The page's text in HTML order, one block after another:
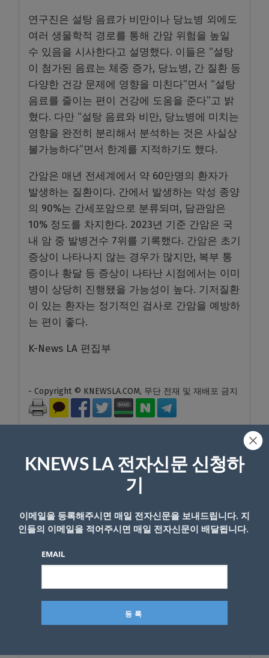
연구진은 설탕 음료가 비만이나 당뇨병 외에도
여러 생물학적 경로를 통해 간암 위험을 높일
수 있음을 시사한다고 설명했다. 이들은 “설탕
이 첨가된 음료는 체중 증가, 당뇨병, 간 질환 등
다양한 건강 문제에 영향을 미친다”면서 “설탕
음료를 줄이는 편이 건강에 도움을 준다”고 밝
혔다. 다만 “설탕 음료와 비만, 당뇨병에 미치는
영향을 완전히 분리해서 분석하는 것은 사실상
불가능하다”면서 한계를 지적하기도 했다.
간암은 매년 전세계에서 약 60만명의 환자가
발생하는 질환이다. 간에서 발생하는 악성 종양
의 90%는 간세포암으로 분류되며, 담관암은
10% 정도를 차지한다. 2023년 기준 간암은 국
내 암 중 발병건수 7위를 기록했다. 간암은 초기
증상이 나타나지 않는 경우가 많지만, 복부 통
증이나 황달 등 증상이 나타난 시점에서는 이미
병이 상당히 진행됐을 가능성이 높다. 기저질환
이 있는 환자는 정기적인 검사로 간암을 예방하
는 편이 좋다.
K-News LA 편집부
- Copyright © KNEWSLA.COM, 무단 전재 및 재배포 금지
이메일 주소는 공개되지 않습니다. 필수 필드는 *로 표시됩니
다
*
KNEWS LA 전자신문 신청하
기
이메일을 등록해주시면 매일 전자신문을 보내드립니다. 지
인들의 이메일을 적어주시면 매일 전자신문이 배달됩니다.
EMAIL